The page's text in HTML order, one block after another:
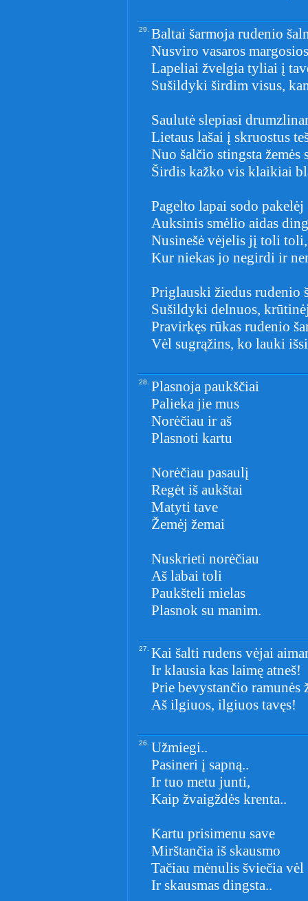
29. Baltai šarmoja rudenio
Nusviro vasaros
Lapeliai žvelgia tyliai į
Sušildyki širdim visus,
Saulutė slepiasi
Lietaus lašai į skruostus
Nuo šalčio stingsta žemės
Širdis kažko vis klaikiai
Pagelto lapai sodo pakelėj
Auksinis smėlio aidas
Nusinešė vėjelis jį toli toli,
Kur niekas jo negirdi ir
Priglauski žiedus rudenio
Sušildyki delnuos,
Pravirkęs rūkas rudenio
Vėl sugrąžins, ko lauki
28. Plasnoja paukščiai
Palieka jie mus
Norėčiau ir aš
Plasnoti kartu
Norėčiau pasaulį
Regėt iš aukštai
Matyti tave
Žemėj žemai
Nuskrieti norėčiau
Aš labai toli
Paukšteli mielas
Plasnok su manim.
27. Kai šalti rudens vėjai
Ir klausia kas laimę atneš!
Prie bevystančio ramunės
Aš ilgiuos, ilgiuos tavęs!
26. Užmiegi..
Pasineri į sapną..
Ir tuo metu junti,
Kaip žvaigždės krenta..
Kartu prisimenu save
Mirštančia iš skausmo
Tačiau mėnulis šviečia vėl
Ir skausmas dingsta..